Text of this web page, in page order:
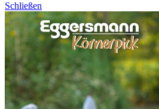
Schließen